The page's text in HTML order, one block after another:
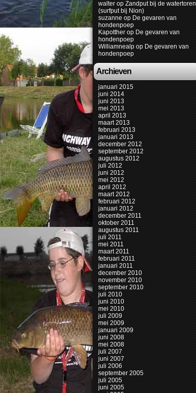
walter op Zandput bij de watertoren
(surfput bij Nion)
suzanne op De gevaren van
hondenpoep
Kapotther op De gevaren van
hondenpoep
Williamnealp op De gevaren van
hondenpoep
Archieven
januari 2015
juni 2014
juni 2013
mei 2013
april 2013
maart 2013
februari 2013
januari 2013
december 2012
september 2012
augustus 2012
juli 2012
juni 2012
mei 2012
april 2012
maart 2012
februari 2012
januari 2012
december 2011
oktober 2011
augustus 2011
juli 2011
mei 2011
maart 2011
februari 2011
januari 2011
december 2010
november 2010
september 2010
juli 2010
juni 2010
mei 2010
juli 2009
mei 2009
januari 2009
juni 2008
mei 2008
juli 2007
juni 2007
juli 2006
september 2005
juli 2005
juni 2005